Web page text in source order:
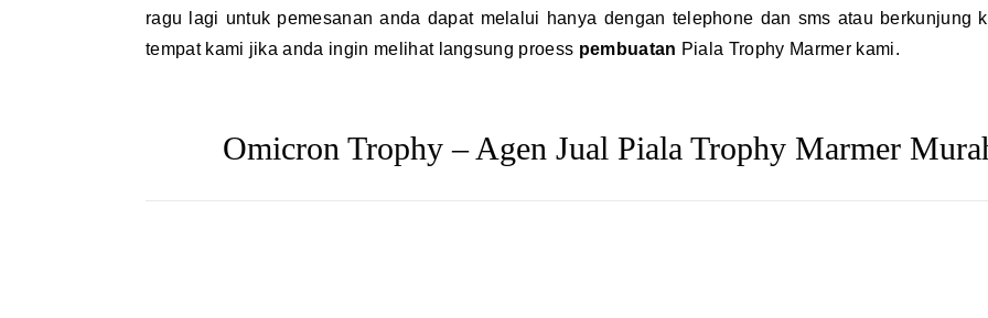
ragu lagi untuk pemesanan anda dapat melalui hanya dengan telephone dan sms atau berkunjung
tempat kami jika anda ingin melihat langsung proess pembuatan Piala Trophy Marmer kami.
Omicron Trophy – Agen Jual Piala Trophy Marmer